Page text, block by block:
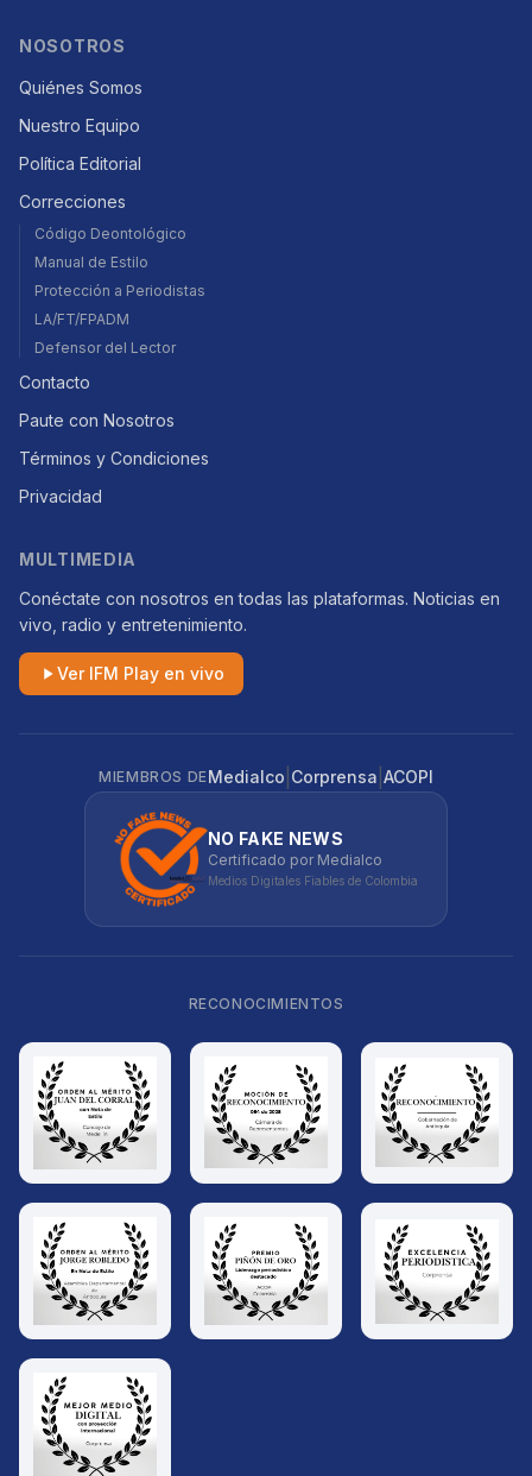
NOSOTROS
Quiénes Somos
Nuestro Equipo
Política Editorial
Correcciones
Código Deontológico
Manual de Estilo
Protección a Periodistas
LA/FT/FPADM
Defensor del Lector
Contacto
Paute con Nosotros
Términos y Condiciones
Privacidad
MULTIMEDIA
Conéctate con nosotros en todas las plataformas. Noticias en
vivo, radio y entretenimiento.
Ver IFM Play en vivo
MIEMBROS DEMedialco Corprensa ACOPI
NO FAKE NEWS
Certificado por Medialco
Medios Digitales Fiables de Colombia
RECONOCIMIENTOS